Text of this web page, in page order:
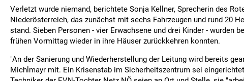
Verletzt wurde niemand, berichtete Sonja Kellner, Sprecherin des
Niederösterreich, das zunächst mit sechs Fahrzeugen und rund 20
stand. Sieben Personen - vier Erwachsene und drei Kinder - wurden
frühen Vormittag wieder in ihre Häuser zurückkehren konnten.
"An der Sanierung und Wiederherstellung der Leitung wird bereits
Michlmayr mit. Ein Krisenstab im Sicherheitszentrum sei